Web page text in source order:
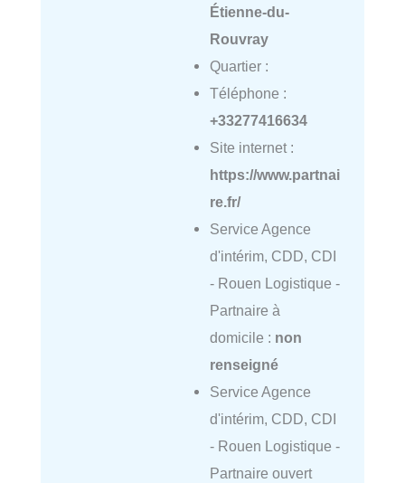
Étienne-du-
Rouvray
Quartier :
Téléphone :
+33277416634
Site internet :
https://www.partnai
re.fr/
Service Agence
d'intérim, CDD, CDI
- Rouen Logistique -
Partnaire à
domicile : non
renseigné
Service Agence
d'intérim, CDD, CDI
- Rouen Logistique -
Partnaire ouvert